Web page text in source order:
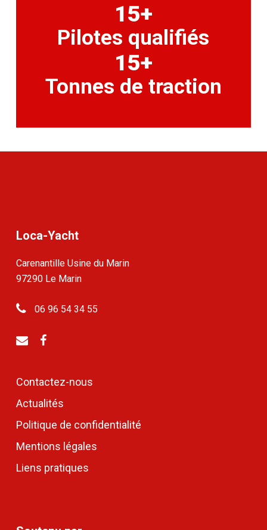
15+
Pilotes qualifiés
15+
Tonnes de traction
Loca-Yacht
Carenantille Usine du Marin
97290 Le Marin
06 96 54 34 55
Contactez-nous
Actualités
Politique de confidentialité
Mentions légales
Liens pratiques